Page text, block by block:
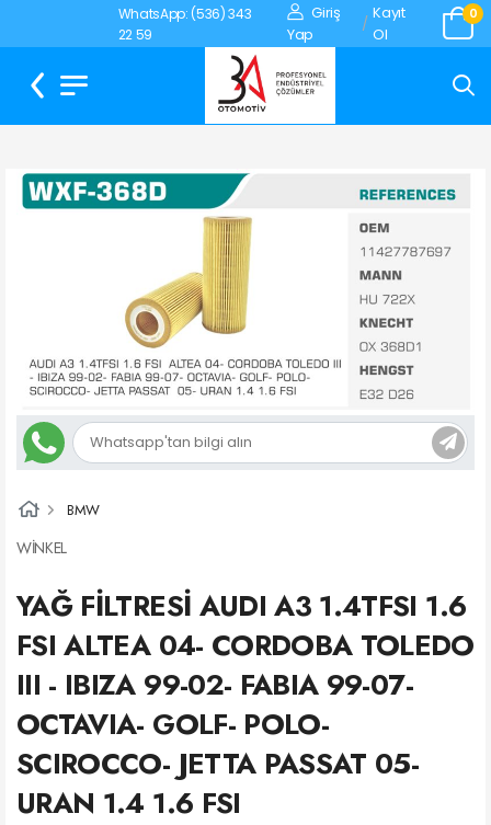
WhatsApp: (536) 343
22 59
Giriş
Yap
/
Kayıt
Ol
0
BMW
WİNKEL
YAĞ FİLTRESİ AUDI A3 1.4TFSI 1.6
FSI ALTEA 04- CORDOBA TOLEDO
III - IBIZA 99-02- FABIA 99-07-
OCTAVIA- GOLF- POLO-
SCIROCCO- JETTA PASSAT 05-
URAN 1.4 1.6 FSI